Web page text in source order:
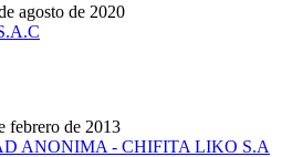
agosto de 2020
febrero de 2013
ANONIMA - CHIFITA LIKO S.A